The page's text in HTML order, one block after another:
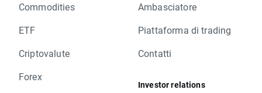
Commodities
ETF
Criptovalute
Forex
Ambasciatore
Piattaforma di trading
Contatti
Investor relations